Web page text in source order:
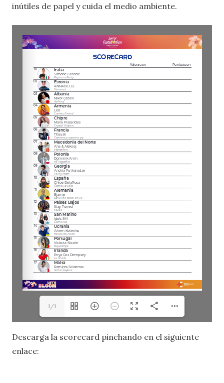
inútiles de papel y cuida el medio ambiente.
1/1
Descarga la scorecard pinchando en el siguiente
enlace: